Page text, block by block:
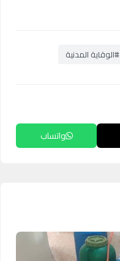
#الوقاية المدنية
واتساب